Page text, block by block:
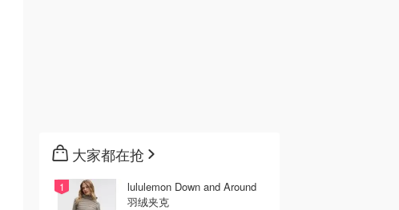
大家都在抢
lululemon Down and Around
羽绒夹克